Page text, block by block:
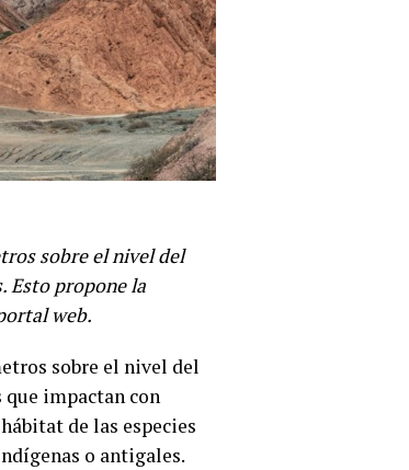
sobre el nivel del
Esto propone la
web.
sobre el nivel del
que impactan con
de las especies
o antigales.